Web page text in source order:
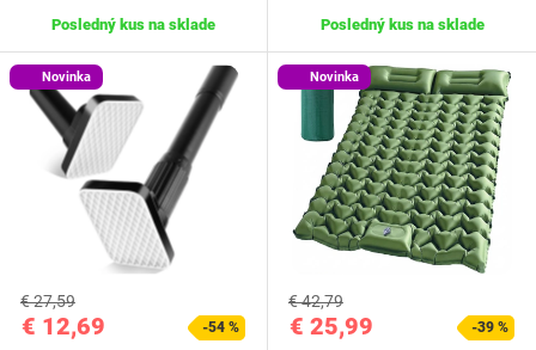
Posledný kus na sklade Posledný kus na sklade
Novinka
€ 12,69
€ 27,59
-54 %
Novinka
€ 25,99
€ 42,79
-39 %